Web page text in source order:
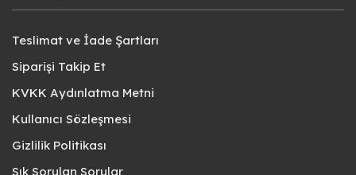
Teslimat ve İade Şartları
Siparişi Takip Et
KVKK Aydınlatma Metni
Kullanıcı Sözleşmesi
Gizlilik Politikası
Sık Sorulan Sorular